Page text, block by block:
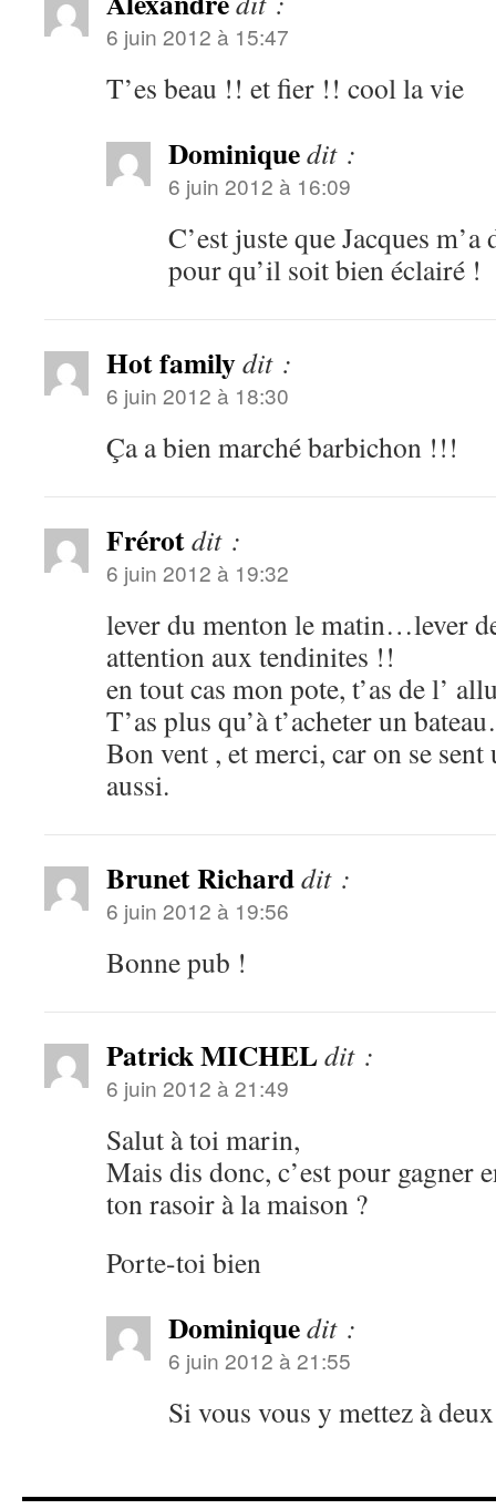
6 juin 2012 à 15:47
T’es beau !! et fier !! cool la vie
Dominiquedit :
6 juin 2012 à 16:09
C’est juste que Jacques
pour qu’il soit bien éclairé !
Hot familydit :
6 juin 2012 à 18:30
Ça a bien marché barbichon !!!
Frérotdit :
6 juin 2012 à 19:32
lever du menton le matin…lever
attention aux tendinites !!
en tout cas mon pote, t’as de l’
T’as plus qu’à t’acheter un
Bon vent , et merci, car on se sent
aussi.
Brunet Richarddit :
6 juin 2012 à 19:56
Bonne pub !
Patrick MICHELdit :
6 juin 2012 à 21:49
Salut à toi marin,
Mais dis donc, c’est pour gagner
ton rasoir à la maison ?
Porte-toi bien
Dominiquedit :
6 juin 2012 à 21:55
Si vous vous y mettez à